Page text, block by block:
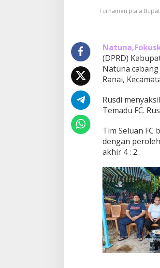
k
,
R
s
J
i
k
l
Turnamen piala
(DPRD)
Natuna
Ranai,
Rusdi
Temadu FC.
Tim Seluan FC
dengan
akhir 4 : 2.